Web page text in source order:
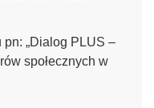
„Dialog PLUS –
społecznych w